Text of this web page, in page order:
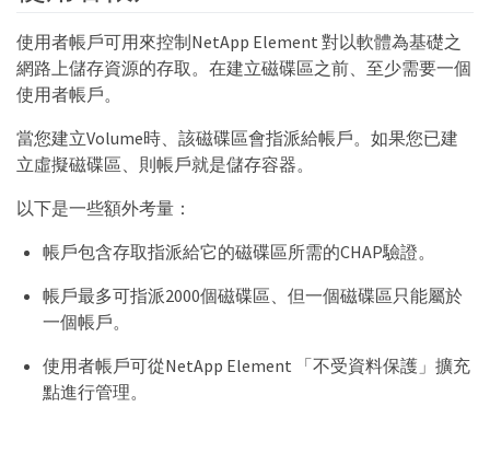
使用者帳戶可用來控制NetApp Element 對以軟體為基礎之
網路上儲存資源的存取。在建立磁碟區之前、至少需要一個
使用者帳戶。
當您建立Volume時、該磁碟區會指派給帳戶。如果您已建
立虛擬磁碟區、則帳戶就是儲存容器。
以下是一些額外考量：
帳戶包含存取指派給它的磁碟區所需的CHAP驗證。
帳戶最多可指派2000個磁碟區、但一個磁碟區只能屬於
一個帳戶。
使用者帳戶可從NetApp Element 「不受資料保護」擴充
點進行管理。